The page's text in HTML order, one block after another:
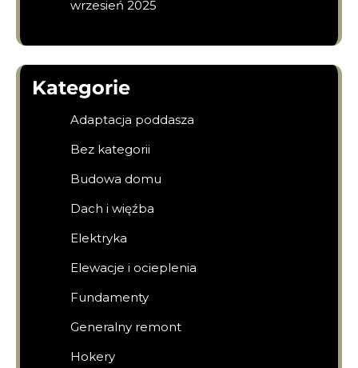
wrzesień 2025
Kategorie
Adaptacja poddasza
Bez kategorii
Budowa domu
Dach i więźba
Elektryka
Elewacje i ocieplenia
Fundamenty
Generalny remont
Hokery